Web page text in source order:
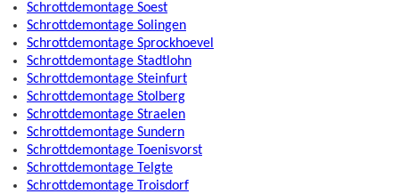
Schrottdemontage Soest
Schrottdemontage Solingen
Schrottdemontage Sprockhoevel
Schrottdemontage Stadtlohn
Schrottdemontage Steinfurt
Schrottdemontage Stolberg
Schrottdemontage Straelen
Schrottdemontage Sundern
Schrottdemontage Toenisvorst
Schrottdemontage Telgte
Schrottdemontage Troisdorf